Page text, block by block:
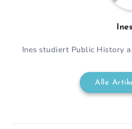
Ines studiert Public History
Alle